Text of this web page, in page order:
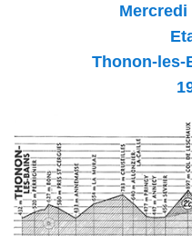
Mercredi
Thonon-les-